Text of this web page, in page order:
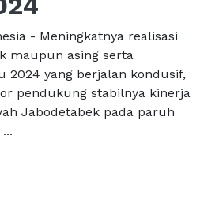
- Meningkatnya realisasi
maupun asing serta
2024 yang berjalan kondusif,
pendukung stabilnya kinerja
Jabodetabek pada paruh